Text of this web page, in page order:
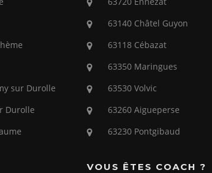
sur Durolle
Durolle
63140 Châtel Guyon
63118 Cébazat
63350 Maringues
63530 Volvic
63260 Aigueperse
63230 Pontgibaud
VOUS ÊTES COACH ?